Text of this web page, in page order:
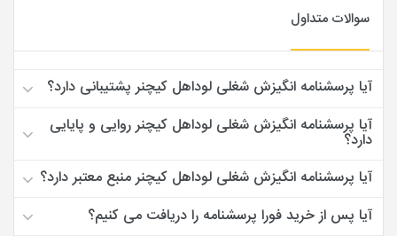
سوالات متداول
آیا پرسشنامه انگیزش شغلی لوداهل کیچنر پشتیبانی دارد؟
آیا پرسشنامه انگیزش شغلی لوداهل کیچنر روایی و پایایی
دارد؟
آیا پرسشنامه انگیزش شغلی لوداهل کیچنر منبع معتبر دارد؟
آیا پس از خرید فورا پرسشنامه را دریافت می کنیم؟